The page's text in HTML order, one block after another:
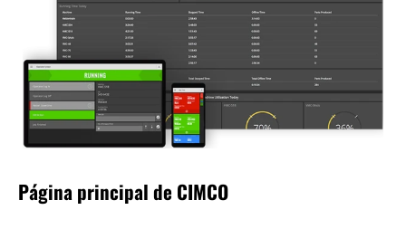
Página principal de CIMCO